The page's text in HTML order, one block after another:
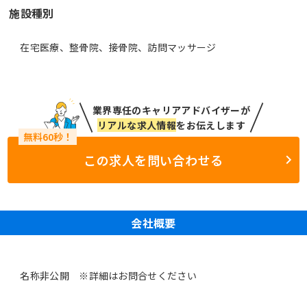
施設種別
在宅医療、整骨院、接骨院、訪問マッサージ
業界専任のキャリアアドバイザーが
リアルな求人情報をお伝えします
この求人を問い合わせる
会社概要
名称非公開 ※詳細はお問合せください